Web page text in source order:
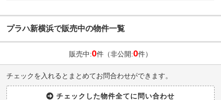
プラハ新横浜で販売中の物件一覧
販売中:0件（非公開:0件）
チェックを入れるとまとめてお問合わせができます。